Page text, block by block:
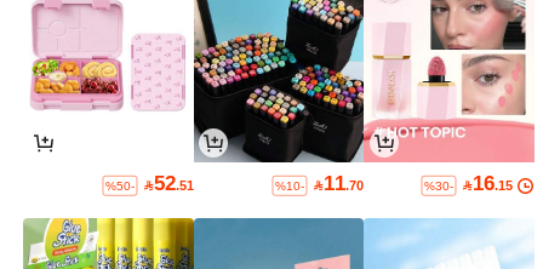
16.15
%30-
11.70
%10-
52.51
%50-